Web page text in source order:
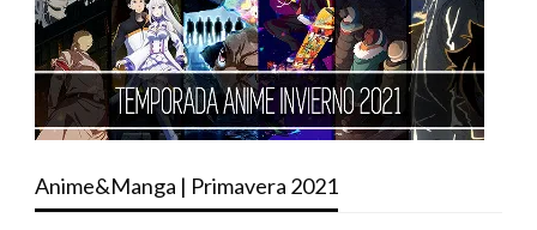
Anime&Manga | Primavera 2021